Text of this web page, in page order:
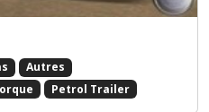
Autres
Petrol Trailer